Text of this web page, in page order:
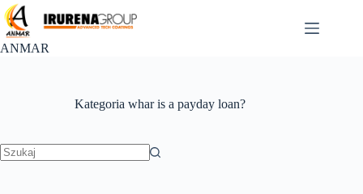
Przejdź
do
treści
ANMAR
Kategoria whar is a payday loan?